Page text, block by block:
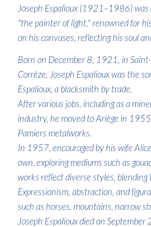
Joseph Espalioux (1921–1986)
"the painter of light," renowned for
on his canvases, reflecting his soul
Born on December 8, 1921, in
Corrèze, Joseph Espalioux was the
Espalioux, a blacksmith by trade.
After various jobs, including as a
industry, he moved to Ariège in
Pamiers metalworks.
In 1957, encouraged by his wife
own, exploring mediums such as
works reflect diverse styles, blending
Expressionism, abstraction, and
such as horses, mountains, narrow
Joseph Espalioux died on